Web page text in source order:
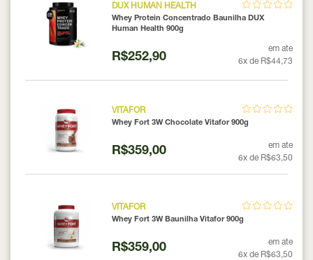
DUX HUMAN HEALTH
Whey Protein Concentrado Baunilha DUX
Human Health 900g
R$252,90
em ate
6x de R$44,73
VITAFOR
Whey Fort 3W Chocolate Vitafor 900g
R$359,00
em ate
6x de R$63,50
VITAFOR
Whey Fort 3W Baunilha Vitafor 900g
R$359,00
em ate
6x de R$63,50